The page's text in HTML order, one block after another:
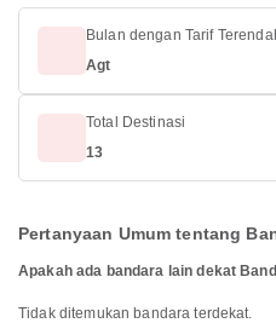
Bulan dengan Tarif
Agt
Total Destinasi
13
Pertanyaan Umum tentang
Apakah ada bandara lain dekat
Tidak ditemukan bandara terdekat.